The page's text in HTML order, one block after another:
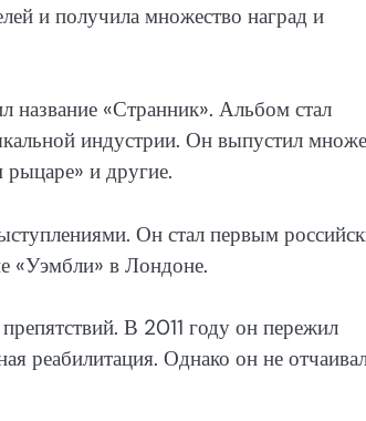
и получила множество наград и
«Странник». Альбом стал
индустрии. Он выпустил
и другие.
Он стал первым
«Уэмбли» в Лондоне.
В 2011 году он пережил
реабилитация. Однако он не